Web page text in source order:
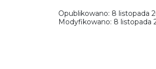
Opublikowano: 8 listopada
Modyfikowano: 8 listopada